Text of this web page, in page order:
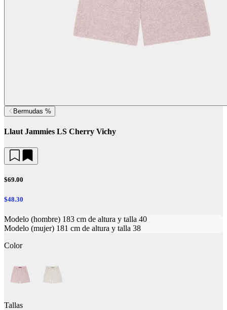
Bermudas %
Llaut Jammies LS Cherry Vichy
$69.00
$48.30
Modelo (hombre) 183 cm de altura y talla 40
Modelo (mujer) 181 cm de altura y talla 38
Color
Tallas